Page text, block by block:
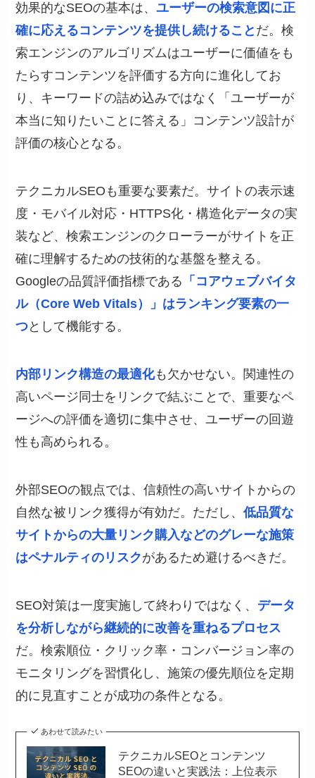
効果的なSEOの基本は、ユーザーの検索意図に正
確に応えるコンテンツを提供し続けること だ。検
索エンジンのアルゴリズムはユーザーに価値をも
たらすコンテンツを評価する方向に進化してお
り、キーワードの詰め込みではなく「ユーザーが
本当に知りたいことに答える」コンテンツ設計が
評価の核心となる。
テクニカルSEOも重要な要素だ。サイトの表示速
度・モバイル対応・HTTPS化・構造化データの実
装など、検索エンジンのクローラーがサイトを正
確に理解するための技術的な基盤を整える。
Googleの品質評価指標である 「コアウェブバイタ
ル（Core Web Vitals）」はランキング要素の一
つとして機能する。
内部リンク構造の最適化も欠かせない。関連性の
高いページ同士をリンクで結ぶことで、重要なペ
ージへの評価を適切に集中させ、ユーザーの回遊
性も高められる。
外部SEOの観点では、信頼性の高いサイトからの
自然な被リンク獲得が有効だ。ただし、低品質な
サイトからの大量リンク購入などのグレーな施策
はペナルティのリスクがあるため避けるべきだ。
SEO対策は一度実施して終わりではなく、 データ
を分析しながら継続的に改善を重ねるプロセス
だ。検索順位・クリック率・コンバージョン率の
モニタリングを習慣化し、施策の優先順位を定期
的に見直すことが成功の条件となる。
あわせて読みたい
テクニカルSEOとコンテンツ
SEOの違いと実践法：上位表示